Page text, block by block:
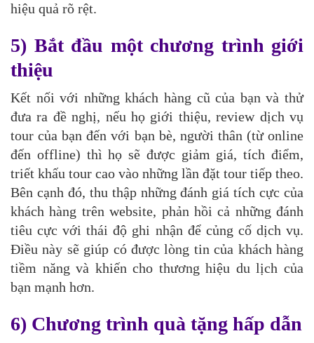
hiệu quả rõ rệt.
5) Bắt đầu một chương trình giới
thiệu
Kết nối với những khách hàng cũ của bạn và thử
đưa ra đề nghị, nếu họ giới thiệu, review dịch vụ
tour của bạn đến với bạn bè, người thân (từ online
đến offline) thì họ sẽ được giảm giá, tích điểm,
triết khấu tour cao vào những lần đặt tour tiếp theo.
Bên cạnh đó, thu thập những đánh giá tích cực của
khách hàng trên website, phản hồi cả những đánh
tiêu cực với thái độ ghi nhận để củng cố dịch vụ.
Điều này sẽ giúp có được lòng tin của khách hàng
tiềm năng và khiến cho thương hiệu du lịch của
bạn mạnh hơn.
6) Chương trình quà tặng hấp dẫn